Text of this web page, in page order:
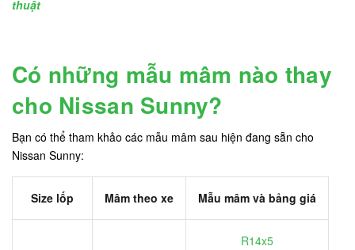
thuật
Có những mẫu mâm nào thay
cho Nissan Sunny?
Bạn có thể tham khảo các mẫu mâm sau hiện đang sẵn cho
Nissan Sunny:
Size lốp Mâm theo xe Mẫu mâm và bảng giá
R14x5